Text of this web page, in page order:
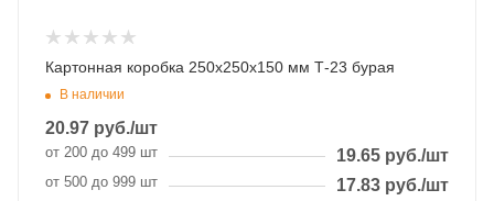
Картонная коробка 250х250х150 мм Т-23 бурая
В наличии
20.97 руб./шт
от 200 до 499 шт 19.65 руб./шт
от 500 до 999 шт 17.83 руб./шт